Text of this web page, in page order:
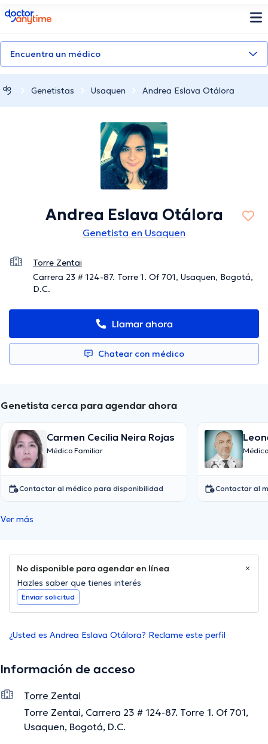
doctoranytime
Encuentra un médico
Genetistas Usaquen Andrea Eslava Otálora
Andrea Eslava Otálora
Genetista en Usaquen
Torre Zentai
Carrera 23 # 124-87. Torre 1. Of 701, Usaquen, Bogotá,
D.C.
Llamar ahora
Chatear con médico
Genetista cerca para agendar ahora
Carmen Cecilia Neira Rojas
Médico Familiar
Contactar al médico para disponibilidad Contactar al
Ver más
No disponible para agendar en línea
Hazles saber que tienes interés
Enviar solicitud
¿Usted es Andrea Eslava Otálora? Reclame este perfil
Información de acceso
Torre Zentai
Torre Zentai, Carrera 23 # 124-87. Torre 1. Of 701,
Usaquen, Bogotá, D.C.